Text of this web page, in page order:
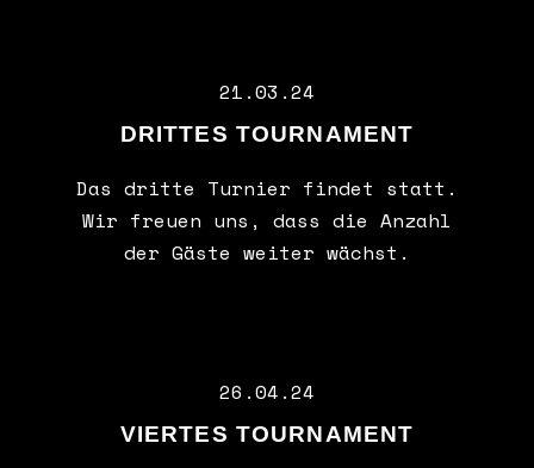
21.03.24
DRITTES TOURNAMENT
Das dritte Turnier findet statt.
Wir freuen uns, dass die Anzahl
der Gäste weiter wächst.
26.04.24
VIERTES TOURNAMENT